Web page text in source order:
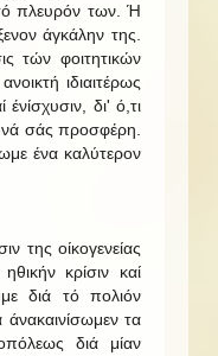
πλευρόν των. Ή
άγκάλην της.
τών φοιτητικών
ιδιαιτέρως
δι' ό,τι
νά σάς προσφέρη.
ένα καλύτερον
της οίκογενείας
κρίσιν καί
διά τό πολιόν
τα
διά μίαν